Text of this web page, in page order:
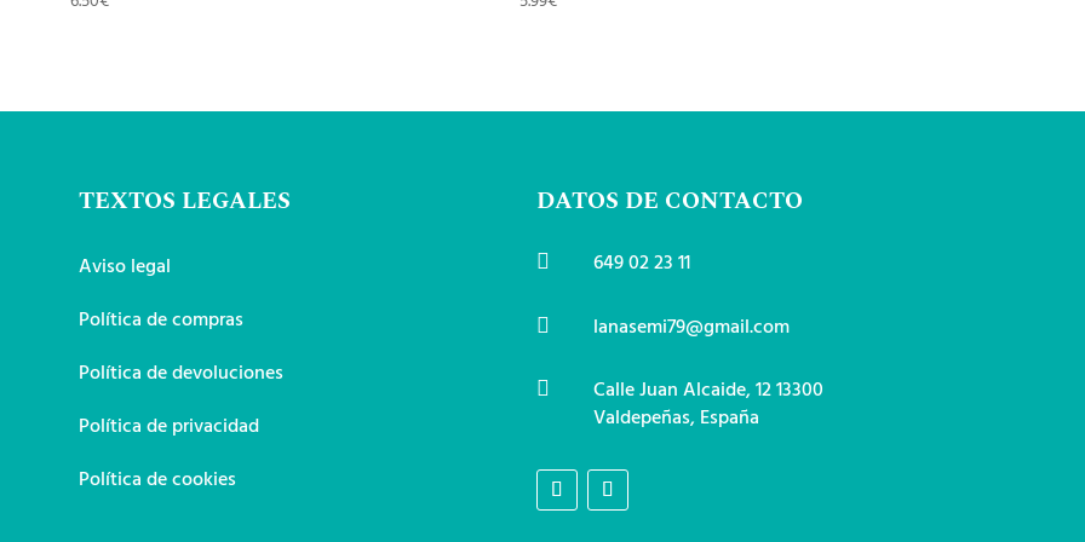
TEXTOS LEGALES
Aviso legal
Política de compras
Política de devoluciones
Política de privacidad
Política de cookies
DATOS DE CONTACTO
 649 02 23 11
 lanasemi79@gmail.com

Calle Juan Alcaide, 12 13300
Valdepeñas, España